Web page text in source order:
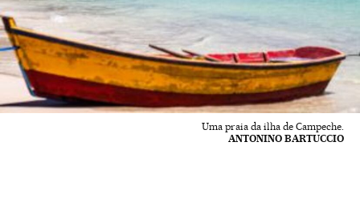
Uma praia da ilha de Campeche.
ANTONINO BARTUCCIO